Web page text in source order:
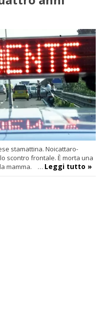
stamattina. Noicattaro-
scontro frontale. È morta una
la mamma. … Leggi tutto »